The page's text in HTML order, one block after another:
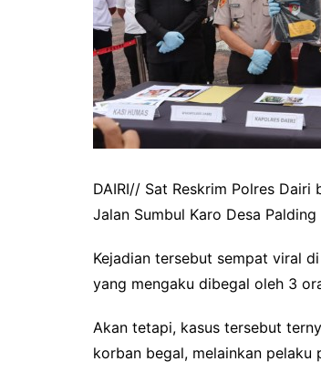
DAIRI// Sat Reskrim Polres
Jalan Sumbul Karo Desa
Kejadian tersebut sempat viral
yang mengaku dibegal oleh 3
Akan tetapi, kasus tersebut
korban begal, melainkan pelaku